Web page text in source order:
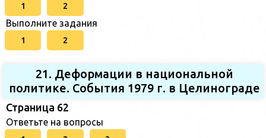
1 2
Выполните задания
1 2
21. Деформации в национальной
политике. События 1979 г. в Целинограде
Страница 62
Ответьте на вопросы